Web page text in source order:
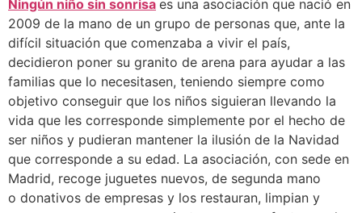
Ningún niño sin sonrisa es una asociación que nació en
2009 de la mano de un grupo de personas que, ante la
difícil situación que comenzaba a vivir el país,
decidieron poner su granito de arena para ayudar a las
familias que lo necesitasen, teniendo siempre como
objetivo conseguir que los niños siguieran llevando la
vida que les corresponde simplemente por el hecho de
ser niños y pudieran mantener la ilusión de la Navidad
que corresponde a su edad. La asociación, con sede en
Madrid, recoge juguetes nuevos, de segunda mano
o donativos de empresas y los restauran, limpian y